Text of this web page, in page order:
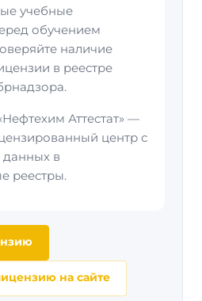
учебные
обучением
наличие
в реестре
Аттестат» —
центр с
данных в
реестры.
на сайте